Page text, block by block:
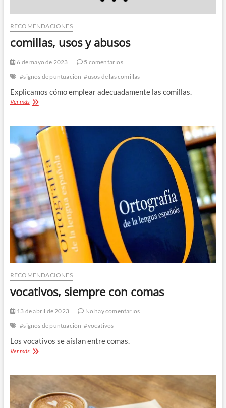
RECOMENDACIONES
comillas, usos y abusos
6 de mayo de 2023
5 comentarios
#signos de puntuación #usos de las comillas
Explicamos cómo emplear adecuadamente las comillas.
Ver máscomillas,
abusos
RECOMENDACIONES
vocativos, siempre con comas
13 de abril de 2023
No hay comentarios
#signos de puntuación #vocativos
Los vocativos se aíslan entre comas.
Ver másvocativos,